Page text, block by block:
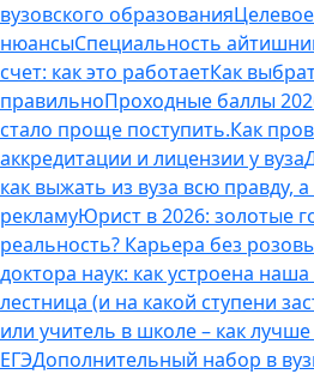
вузовского образования
нюансыСпециальность
счет: как это работаетКак
правильноПроходные баллы
стало проще поступить.Как
аккредитации и лицензии у вуза
как выжать из вуза всю правду,
рекламуЮрист в 2026: золотые
реальность? Карьера без
доктора наук: как устроена
лестница (и на какой ступени
или учитель в школе – как
ЕГЭДополнительный набор в